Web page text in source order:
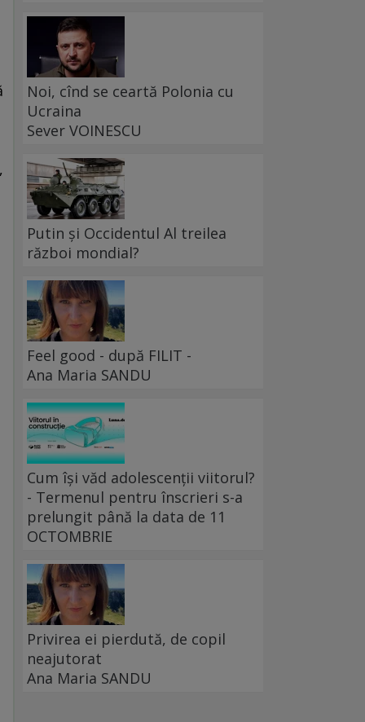
Noi, cînd se ceartă Polonia cu
Ucraina
Sever VOINESCU
Putin și Occidentul Al treilea
război mondial?
Feel good - după FILIT -
Ana Maria SANDU
Cum își văd adolescenții viitorul?
- Termenul pentru înscrieri s-a
prelungit până la data de 11
OCTOMBRIE
Privirea ei pierdută, de copil
neajutorat
Ana Maria SANDU